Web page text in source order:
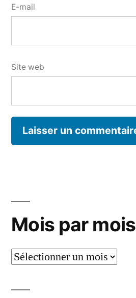
E-mail
Site web
Mois par mois
Mois